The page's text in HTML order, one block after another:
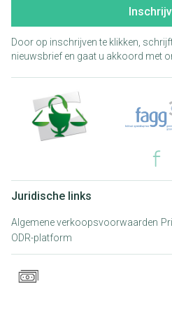
Door op inschrijven te klikken,
nieuwsbrief en gaat u akkoord met
Juridische links
Algemene verkoopsvoorwaarden
ODR-platform